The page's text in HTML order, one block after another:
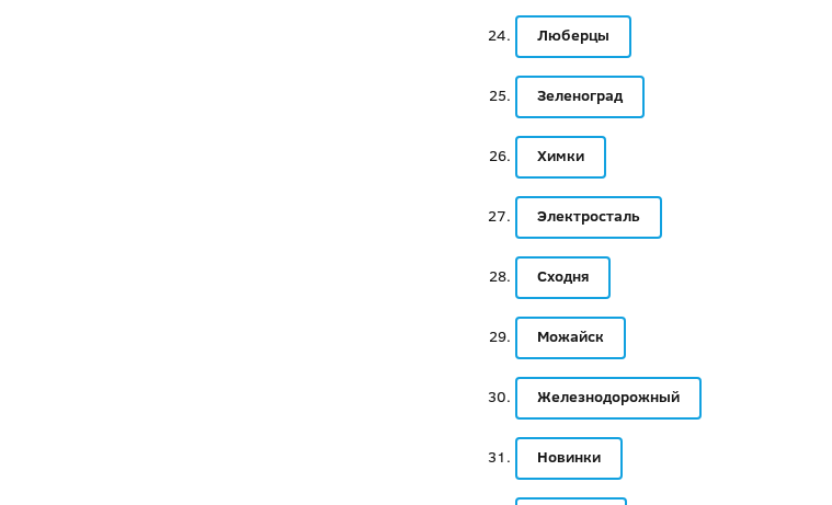
Люберцы
Зеленоград
Химки
Электросталь
Сходня
Можайск
Железнодорожный
Новинки